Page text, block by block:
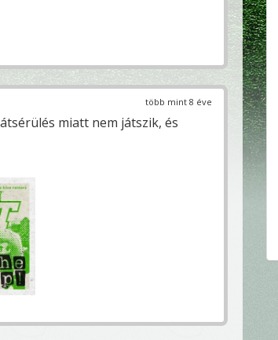
több mint 8 éve
miatt nem játszik, és